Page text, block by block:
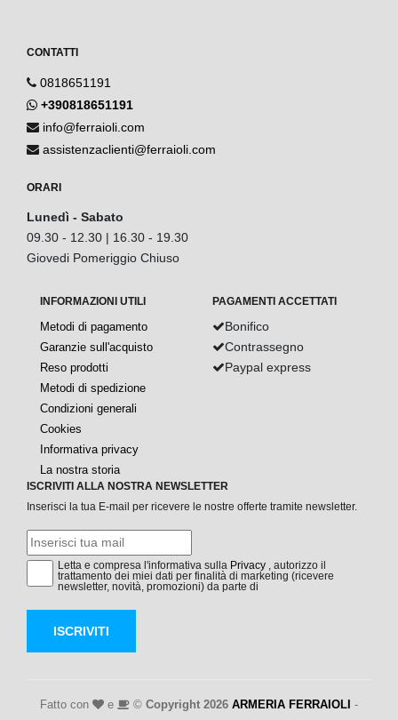
CONTATTI
0818651191
+390818651191
info@ferraioli.com
assistenzaclienti@ferraioli.com
ORARI
Lunedì - Sabato
09.30 - 12.30 | 16.30 - 19.30
Giovedi Pomeriggio Chiuso
INFORMAZIONI UTILI
Metodi di pagamento
Garanzie sull'acquisto
Reso prodotti
Metodi di spedizione
Condizioni generali
Cookies
Informativa privacy
La nostra storia
PAGAMENTI ACCETTATI
Bonifico
Contrassegno
Paypal express
ISCRIVITI ALLA NOSTRA NEWSLETTER
Inserisci la tua E-mail per ricevere le nostre offerte tramite newsletter.
Letta e compresa l'informativa sulla Privacy , autorizzo il
trattamento dei miei dati per finalità di marketing (ricevere
newsletter, novità, promozioni) da parte di
ISCRIVITI
Fatto con e © Copyright 2026 ARMERIA FERRAIOLI -